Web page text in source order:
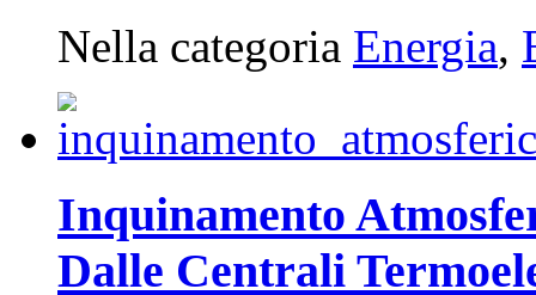
Nella categoria Energia,
Inquinamento
Dalle Centrali